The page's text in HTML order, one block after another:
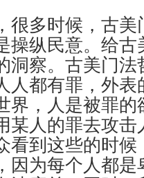
很多时候，古
操纵民意。给
洞察。古美门
人都有罪，外
界，人是被罪
某人的罪去攻
看到这些的时
因为每个人都